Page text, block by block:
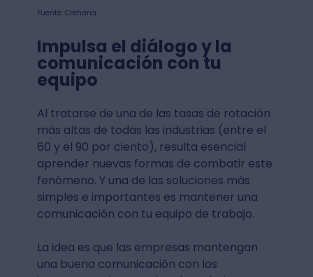
Fuente: Crehana
Impulsa el diálogo y la
comunicación con tu
equipo
Al tratarse de una de las tasas de rotación
más altas de todas las industrias (entre el
60 y el 90 por ciento), resulta esencial
aprender nuevas formas de combatir este
fenómeno. Y una de las soluciones más
simples e importantes es mantener una
comunicación con tu equipo de trabajo.
La idea es que las empresas mantengan
una buena comunicación con los